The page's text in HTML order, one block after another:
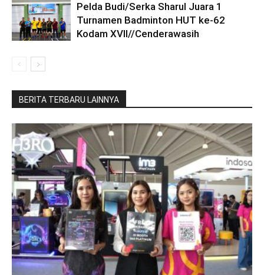
Pelda Budi/Serka Sharul Juara 1
Turnamen Badminton HUT ke-62
Kodam XVII//Cenderawasih
BERITA TERBARU LAINNYA